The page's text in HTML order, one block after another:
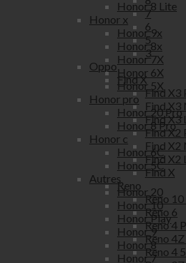
7
6
5
3
Oppo
Find X
Find X3
Find X3
Find X3
Find X2
Find X2
Find X2
Find X
Reno
Reno
Reno 6
Reno 4
Reno
Reno 4
Honor 8 Lite
Honor x
Honor 9x
Honor 8x
Honor 7X
Honor 6X
Honor 5X
Honor pro
Honor 20 Pro
Honor 8 Pro
Honor c
Honor 6C
Honor 5C
Autres
Honor 20
Honor 10
Honor Play
Honor 9
Honor 8
Honor 7